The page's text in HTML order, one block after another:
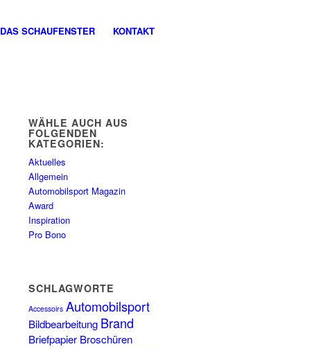
DAS SCHAUFENSTER KONTAKT
WÄHLE AUCH AUS
FOLGENDEN
KATEGORIEN:
Aktuelles
Allgemein
Automobilsport Magazin
Award
Inspiration
Pro Bono
SCHLAGWORTE
Accessoirs Automobilsport
Bildbearbeitung Brand
Briefpapier Broschüren